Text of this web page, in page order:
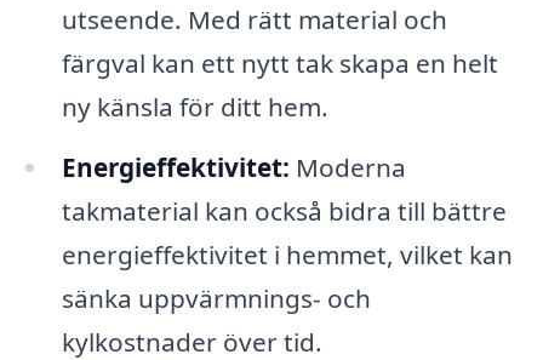
utseende. Med rätt material och
färgval kan ett nytt tak skapa en helt
ny känsla för ditt hem.
Energieffektivitet: Moderna
takmaterial kan också bidra till bättre
energieffektivitet i hemmet, vilket kan
sänka uppvärmnings- och
kylkostnader över tid.